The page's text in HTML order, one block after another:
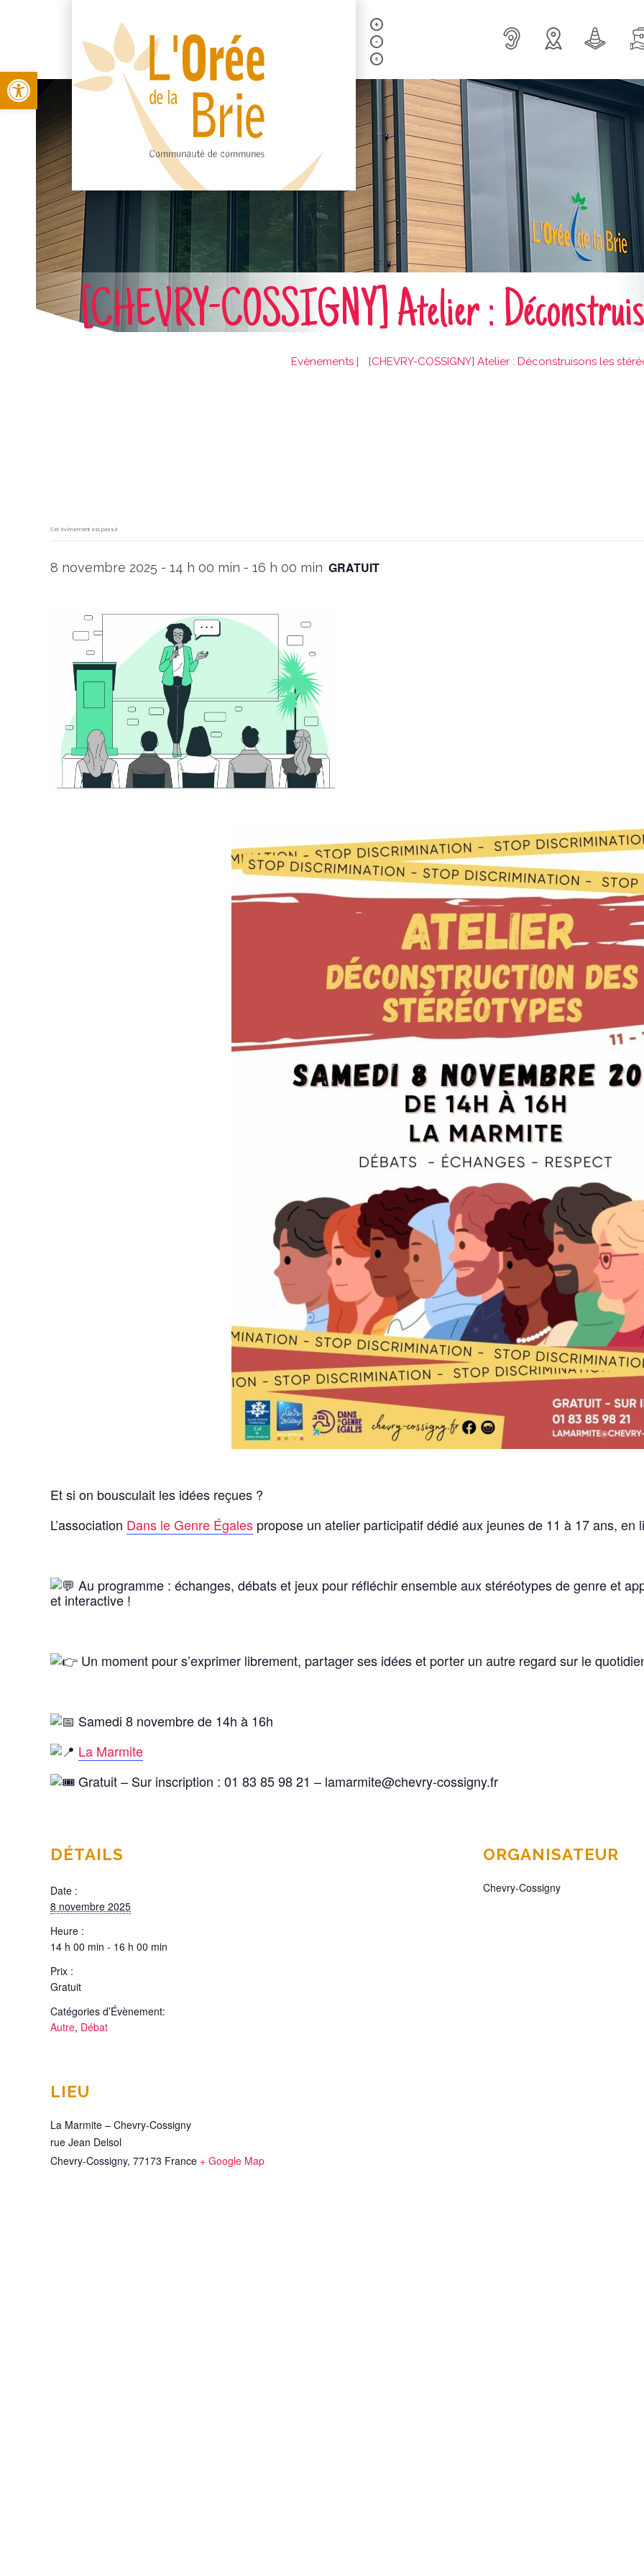
Open toolbar
[CHEVRY-COSSIGNY] Atelier :
Evènements | [CHEVRY-COSSIGNY] Atelier : Déconstruisons les
Cet évènement est passé
8 novembre 2025 - 14 h 00 min - 16 h 00 min GRATUIT
Et si on bousculait les idées reçues ?
L’association Dans le Genre Égales propose un atelier participatif dédié aux jeunes de 11 à 17 ans, en
Au programme : échanges, débats et jeux pour réfléchir ensemble aux stéréotypes de genre et
et interactive !
Un moment pour s’exprimer librement, partager ses idées et porter un autre regard sur le
Samedi 8 novembre de 14h à 16h
La Marmite
Gratuit – Sur inscription : 01 83 85 98 21 – lamarmite@chevry-cossigny.fr
DÉTAILS
Date :
8 novembre 2025
Heure :
14 h 00 min - 16 h 00 min
Prix :
Gratuit
Catégories d’Évènement:
Autre, Débat
ORGANISATEUR
Chevry-Cossigny
LIEU
La Marmite – Chevry-Cossigny
rue Jean Delsol
Chevry-Cossigny, 77173 France + Google Map